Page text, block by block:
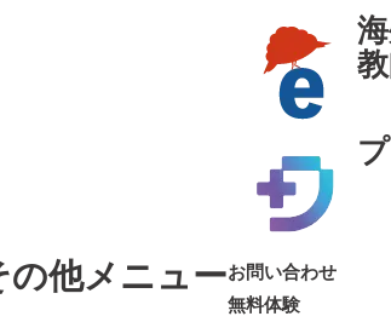
の他メニューお問い合わせ
無料体験